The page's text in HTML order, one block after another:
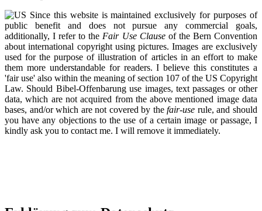
Since this website is maintained exclusively for purposes of
public benefit and does not pursue any commercial goals,
additionally, I refer to the Fair Use Clauseof the Bern Convention
about international copyright using pictures. Images are exclusively
used for the purpose of illustration of articles in an effort to make
them more understandable for readers. I believe this constitutes a
'fair use' also within the meaning of section 107 of the US Copyright
Law. Should Bibel-Offenbarung use images, text passages or other
data, which are not acquired from the above mentioned image data
bases, and/or which are not covered by thefair-use rule, and should
you have any objections to the use of a certain image or passage, I
kindly ask you to contact me. I will remove it immediately.